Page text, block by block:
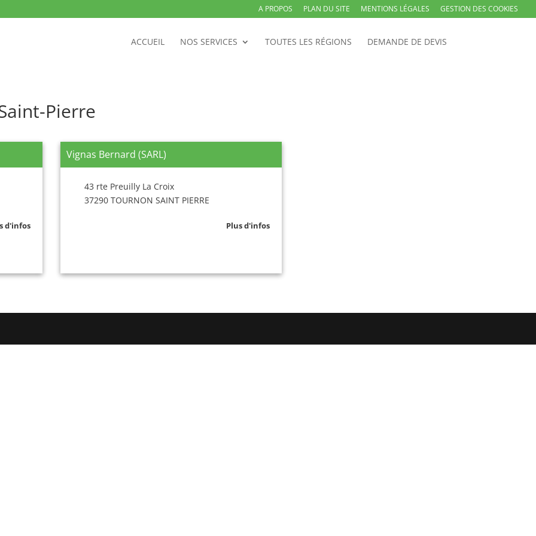
A PROPOS PLAN DU SITE MENTIONS LÉGALES GESTION DES COOKIES
ACCUEIL NOS SERVICES TOUTES LES RÉGIONS DEMANDE DE DEVIS
Pierre
d'infos
Vignas Bernard (SARL)
43 rte Preuilly La Croix
37290 TOURNON SAINT PIERRE
Plus d'infos